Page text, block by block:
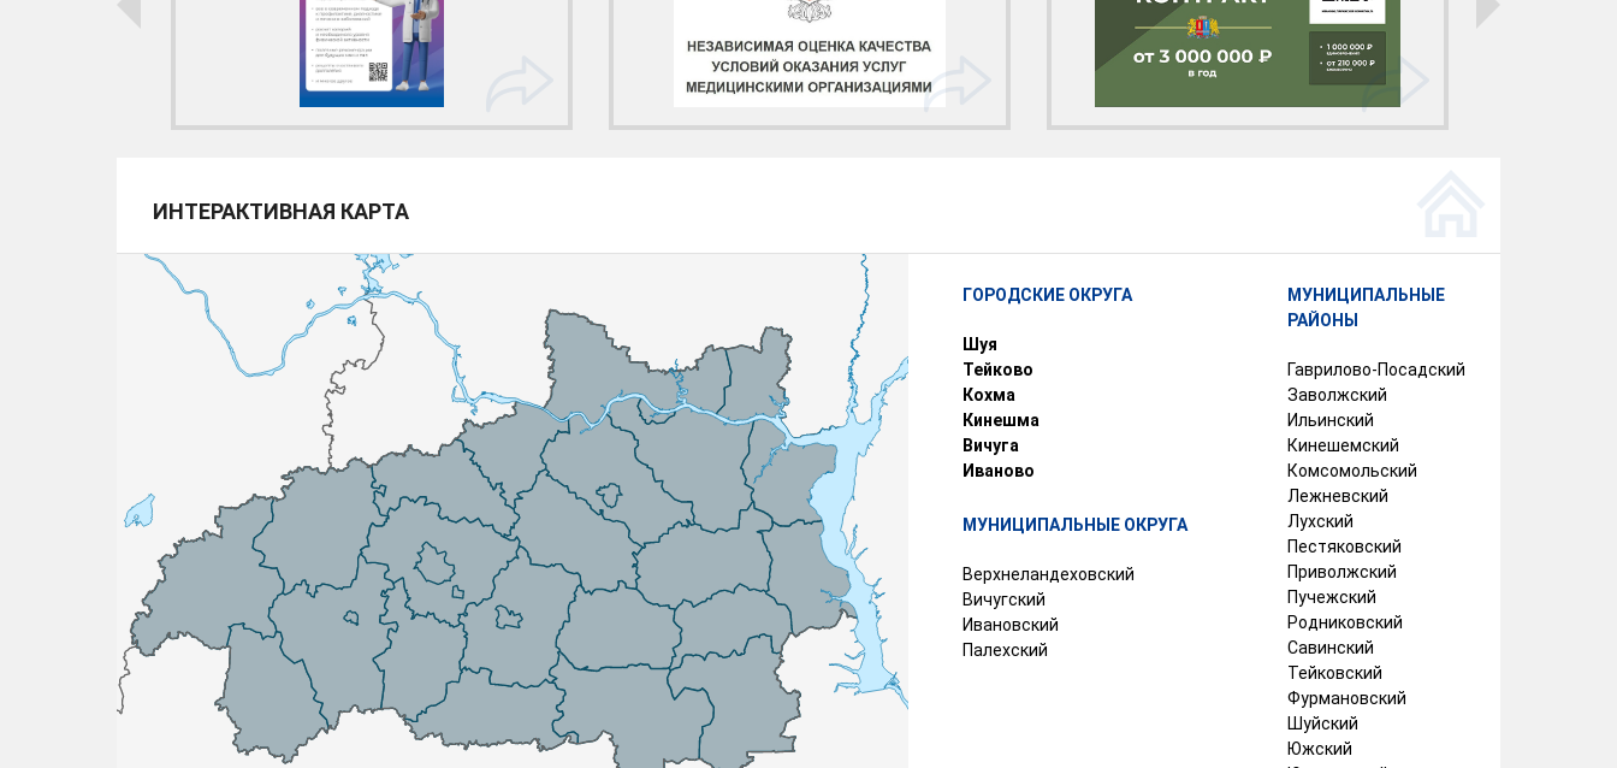
ИНТЕРАКТИВНАЯ КАРТА
ГОРОДСКИЕ ОКРУГА
Шуя
Тейково
Кохма
Кинешма
Вичуга
Иваново
МУНИЦИПАЛЬНЫЕ ОКРУГА
Верхнеландеховский
Вичугский
Ивановский
Палехский
МУНИЦИПАЛЬНЫЕ
РАЙОНЫ
Гаврилово-Посадский
Заволжский
Ильинский
Кинешемский
Комсомольский
Лежневский
Лухский
Пестяковский
Приволжский
Пучежский
Родниковский
Савинский
Тейковский
Фурмановский
Шуйский
Южский